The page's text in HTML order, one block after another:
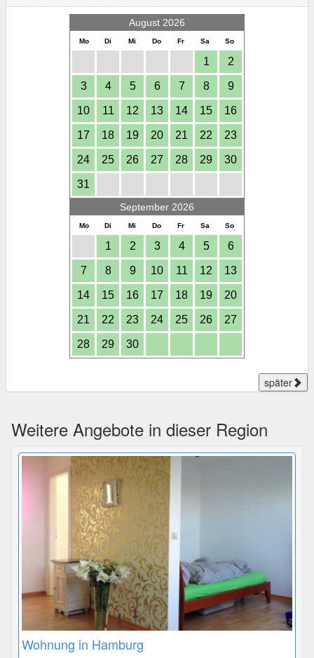
August 2026
Mo Di Mi Do Fr Sa So
1 2
3 4 5 6 7 8 9
10 11 12 13 14 15 16
17 18 19 20 21 22 23
24 25 26 27 28 29 30
31
September 2026
Mo Di Mi Do Fr Sa So
1 2 3 4 5 6
7 8 9 10 11 12 13
14 15 16 17 18 19 20
21 22 23 24 25 26 27
28 29 30
später
Weitere Angebote in dieser Region
Wohnung in Hamburg